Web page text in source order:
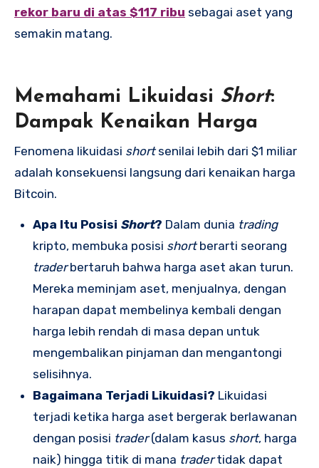
rekor baru di atas $117 ribu sebagai aset yang
semakin matang.
Memahami Likuidasi Short:
Dampak Kenaikan Harga
Fenomena likuidasi shortsenilai lebih dari $1 miliar
adalah konsekuensi langsung dari kenaikan harga
Bitcoin.
Apa Itu Posisi Short? Dalam dunia trading
kripto, membuka posisi shortberarti seorang
traderbertaruh bahwa harga aset akan turun.
Mereka meminjam aset, menjualnya, dengan
harapan dapat membelinya kembali dengan
harga lebih rendah di masa depan untuk
mengembalikan pinjaman dan mengantongi
selisihnya.
Bagaimana Terjadi Likuidasi? Likuidasi
terjadi ketika harga aset bergerak berlawanan
dengan posisi trader(dalam kasus short, harga
naik) hingga titik di mana tradertidak dapat